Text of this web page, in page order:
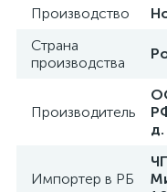
Производство
Страна
производства
Производитель
д.
Импортер в РБ